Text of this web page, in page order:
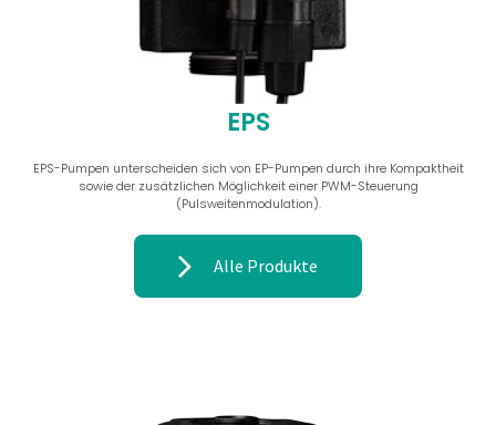
EPS
EPS-Pumpen unterscheiden sich von EP-Pumpen durch ihre Kompaktheit
sowie der zusätzlichen Möglichkeit einer PWM-Steuerung
(Pulsweitenmodulation).
Alle Produkte